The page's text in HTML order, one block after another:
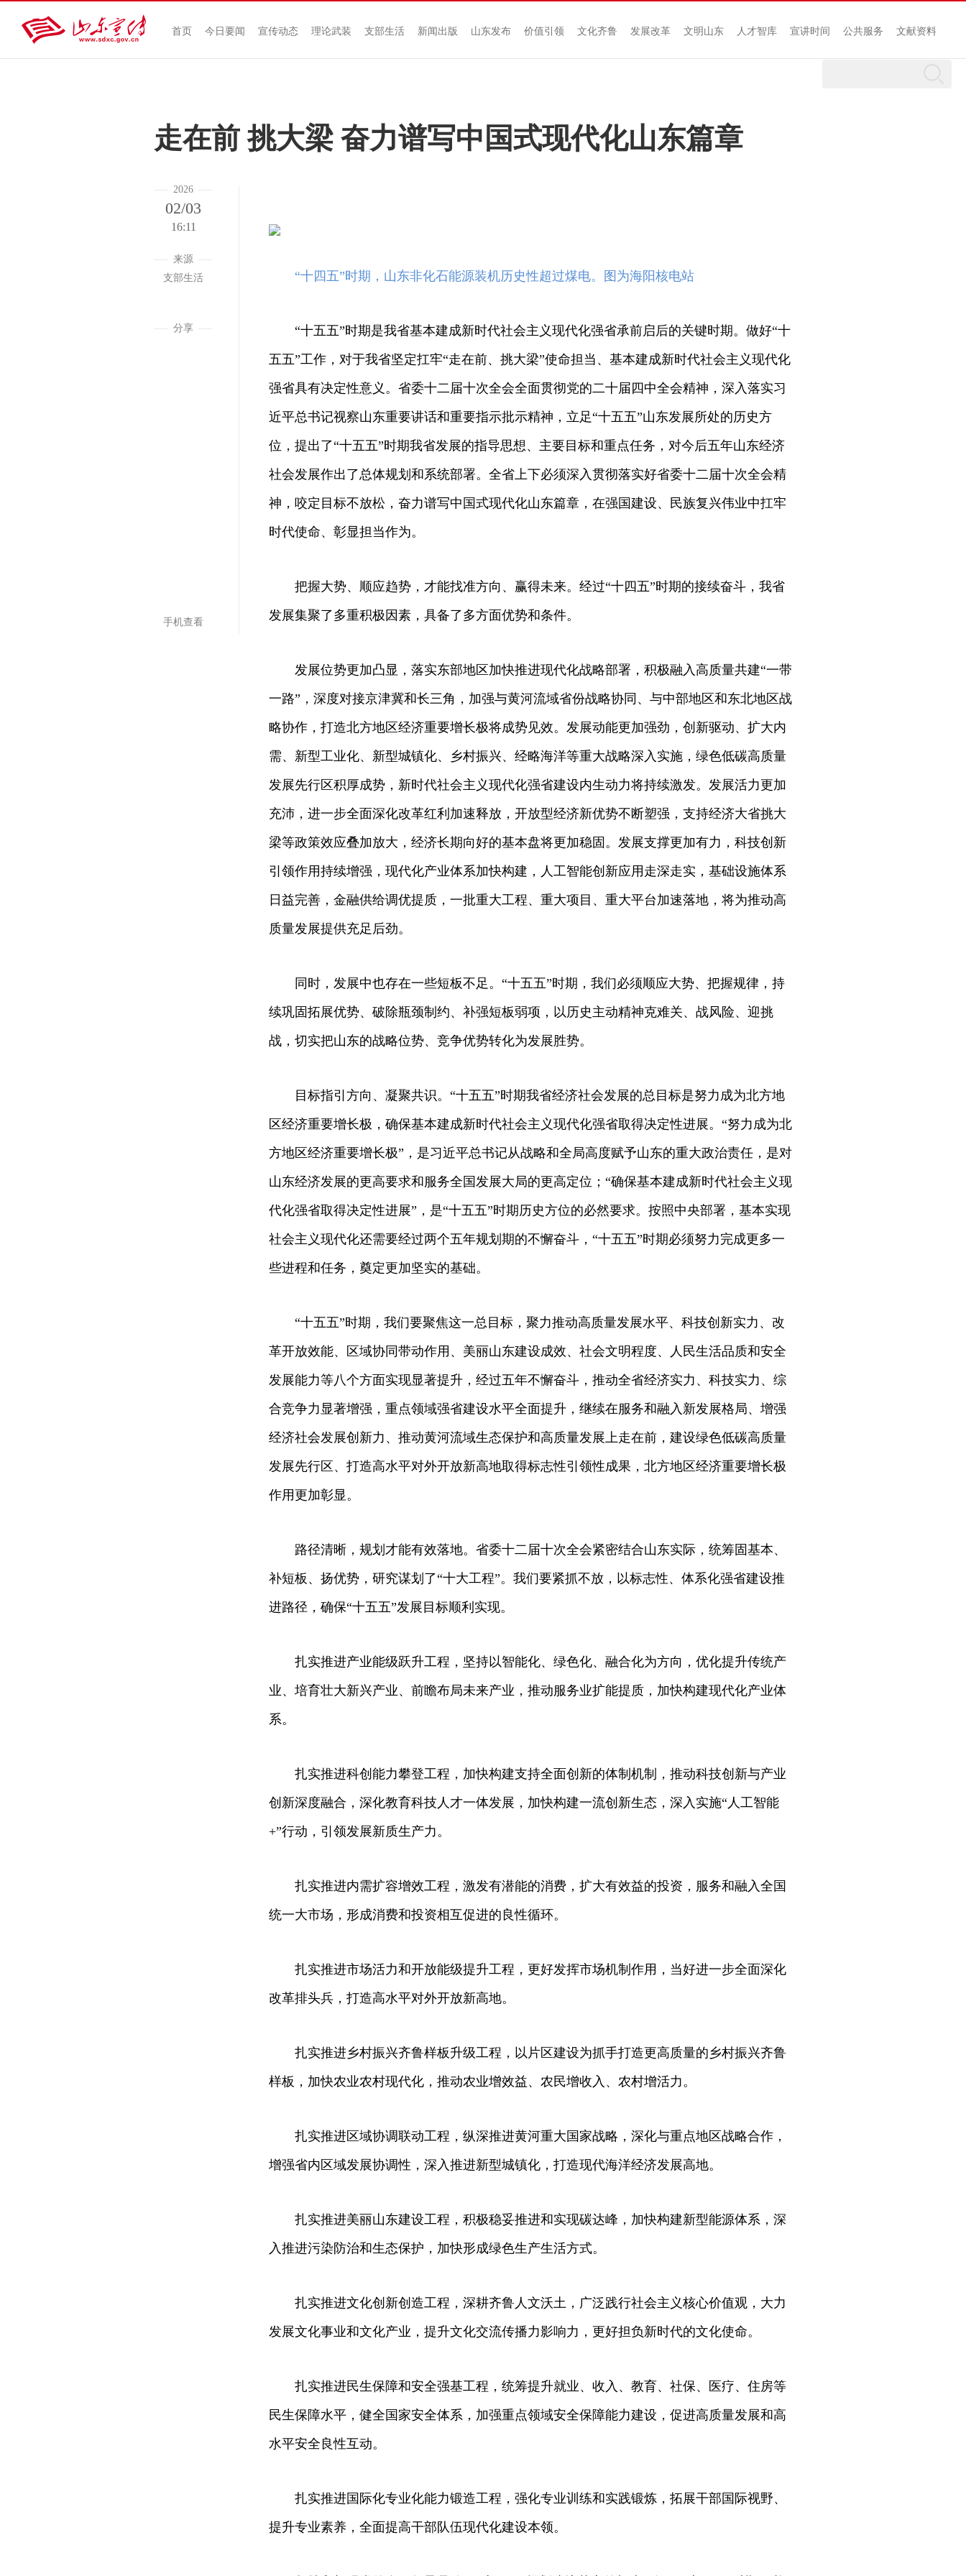
首页 今日要闻 宣传动态 理论武装 支部生活 新闻出版 山东发布 价值引领 文化齐鲁 发展改革 文明山东 人才智库 宣讲时间 公共服务 文献资料
走在前 挑大梁 奋力谱写中国式现代化山东篇章
2026
02/03
16:11
来源
支部生活
分享
手机查看
“十四五”时期，山东非化石能源装机历史性超过煤电。图为海阳核电站
“十五五”时期是我省基本建成新时代社会主义现代化强省承前启后的关键时期。做好“十
五五”工作，对于我省坚定扛牢“走在前、挑大梁”使命担当、基本建成新时代社会主义现代化
强省具有决定性意义。省委十二届十次全会全面贯彻党的二十届四中全会精神，深入落实习
近平总书记视察山东重要讲话和重要指示批示精神，立足“十五五”山东发展所处的历史方
位，提出了“十五五”时期我省发展的指导思想、主要目标和重点任务，对今后五年山东经济
社会发展作出了总体规划和系统部署。全省上下必须深入贯彻落实好省委十二届十次全会精
神，咬定目标不放松，奋力谱写中国式现代化山东篇章，在强国建设、民族复兴伟业中扛牢
时代使命、彰显担当作为。
把握大势、顺应趋势，才能找准方向、赢得未来。经过“十四五”时期的接续奋斗，我省
发展集聚了多重积极因素，具备了多方面优势和条件。
发展位势更加凸显，落实东部地区加快推进现代化战略部署，积极融入高质量共建“一带
一路”，深度对接京津冀和长三角，加强与黄河流域省份战略协同、与中部地区和东北地区战
略协作，打造北方地区经济重要增长极将成势见效。发展动能更加强劲，创新驱动、扩大内
需、新型工业化、新型城镇化、乡村振兴、经略海洋等重大战略深入实施，绿色低碳高质量
发展先行区积厚成势，新时代社会主义现代化强省建设内生动力将持续激发。发展活力更加
充沛，进一步全面深化改革红利加速释放，开放型经济新优势不断塑强，支持经济大省挑大
梁等政策效应叠加放大，经济长期向好的基本盘将更加稳固。发展支撑更加有力，科技创新
引领作用持续增强，现代化产业体系加快构建，人工智能创新应用走深走实，基础设施体系
日益完善，金融供给调优提质，一批重大工程、重大项目、重大平台加速落地，将为推动高
质量发展提供充足后劲。
同时，发展中也存在一些短板不足。“十五五”时期，我们必须顺应大势、把握规律，持
续巩固拓展优势、破除瓶颈制约、补强短板弱项，以历史主动精神克难关、战风险、迎挑
战，切实把山东的战略位势、竞争优势转化为发展胜势。
目标指引方向、凝聚共识。“十五五”时期我省经济社会发展的总目标是努力成为北方地
区经济重要增长极，确保基本建成新时代社会主义现代化强省取得决定性进展。“努力成为北
方地区经济重要增长极”，是习近平总书记从战略和全局高度赋予山东的重大政治责任，是对
山东经济发展的更高要求和服务全国发展大局的更高定位；“确保基本建成新时代社会主义现
代化强省取得决定性进展”，是“十五五”时期历史方位的必然要求。按照中央部署，基本实现
社会主义现代化还需要经过两个五年规划期的不懈奋斗，“十五五”时期必须努力完成更多一
些进程和任务，奠定更加坚实的基础。
“十五五”时期，我们要聚焦这一总目标，聚力推动高质量发展水平、科技创新实力、改
革开放效能、区域协同带动作用、美丽山东建设成效、社会文明程度、人民生活品质和安全
发展能力等八个方面实现显著提升，经过五年不懈奋斗，推动全省经济实力、科技实力、综
合竞争力显著增强，重点领域强省建设水平全面提升，继续在服务和融入新发展格局、增强
经济社会发展创新力、推动黄河流域生态保护和高质量发展上走在前，建设绿色低碳高质量
发展先行区、打造高水平对外开放新高地取得标志性引领性成果，北方地区经济重要增长极
作用更加彰显。
路径清晰，规划才能有效落地。省委十二届十次全会紧密结合山东实际，统筹固基本、
补短板、扬优势，研究谋划了“十大工程”。我们要紧抓不放，以标志性、体系化强省建设推
进路径，确保“十五五”发展目标顺利实现。
扎实推进产业能级跃升工程，坚持以智能化、绿色化、融合化为方向，优化提升传统产
业、培育壮大新兴产业、前瞻布局未来产业，推动服务业扩能提质，加快构建现代化产业体
系。
扎实推进科创能力攀登工程，加快构建支持全面创新的体制机制，推动科技创新与产业
创新深度融合，深化教育科技人才一体发展，加快构建一流创新生态，深入实施“人工智能
+”行动，引领发展新质生产力。
扎实推进内需扩容增效工程，激发有潜能的消费，扩大有效益的投资，服务和融入全国
统一大市场，形成消费和投资相互促进的良性循环。
扎实推进市场活力和开放能级提升工程，更好发挥市场机制作用，当好进一步全面深化
改革排头兵，打造高水平对外开放新高地。
扎实推进乡村振兴齐鲁样板升级工程，以片区建设为抓手打造更高质量的乡村振兴齐鲁
样板，加快农业农村现代化，推动农业增效益、农民增收入、农村增活力。
扎实推进区域协调联动工程，纵深推进黄河重大国家战略，深化与重点地区战略合作，
增强省内区域发展协调性，深入推进新型城镇化，打造现代海洋经济发展高地。
扎实推进美丽山东建设工程，积极稳妥推进和实现碳达峰，加快构建新型能源体系，深
入推进污染防治和生态保护，加快形成绿色生产生活方式。
扎实推进文化创新创造工程，深耕齐鲁人文沃土，广泛践行社会主义核心价值观，大力
发展文化事业和文化产业，提升文化交流传播力影响力，更好担负新时代的文化使命。
扎实推进民生保障和安全强基工程，统筹提升就业、收入、教育、社保、医疗、住房等
民生保障水平，健全国家安全体系，加强重点领域安全保障能力建设，促进高质量发展和高
水平安全良性互动。
扎实推进国际化专业化能力锻造工程，强化专业训练和实践锻炼，拓展干部国际视野、
提升专业素养，全面提高干部队伍现代化建设本领。